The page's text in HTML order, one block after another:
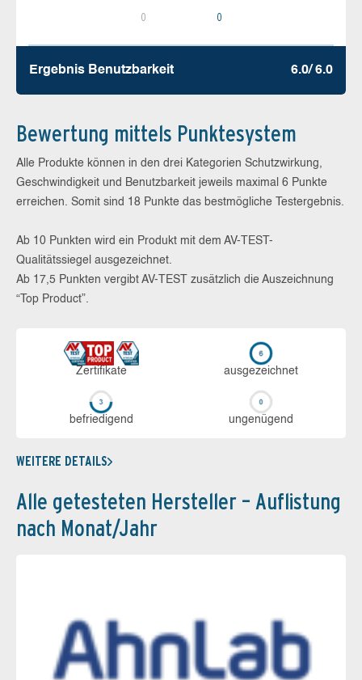
0 0
Ergebnis Benutz­barkeit 6.0/ 6.0
Bewertung mittels Punktesystem
Alle Produkte können in den drei Kategorien Schutzwirkung,
Geschwindigkeit und Benutzbarkeit jeweils maximal 6 Punkte
erreichen. Somit sind 18 Punkte das bestmögliche Testergebnis.
Ab 10 Punkten wird ein Produkt mit dem AV-TEST-
Qualitätssiegel ausgezeichnet.
Ab 17,5 Punkten vergibt AV-TEST zusätzlich die Auszeichnung
“Top Product”.
Zerti­fikate aus­ge­zeich­net
be­frie­di­gend un­ge­nü­gend
WEITERE DETAILS
Alle getesteten Hersteller – Auflistung
nach Monat/Jahr